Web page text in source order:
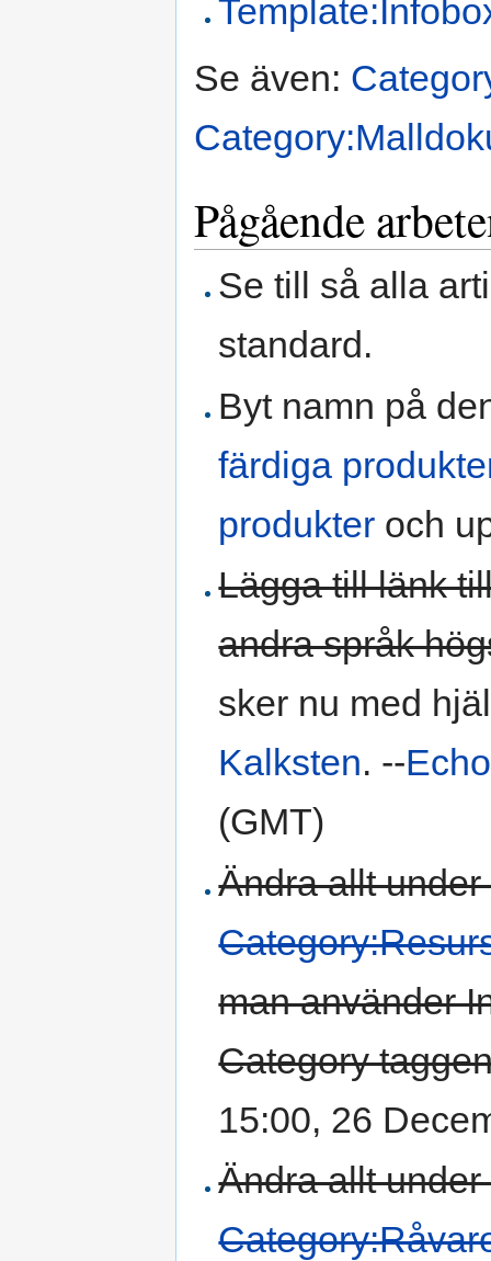
Se även:
Pågående
Se till så alla
standard.
Byt namn på
färdiga
produkter och
Lägga till länk
andra språk
sker nu med
Kalksten. --
(GMT)
Ändra allt
man använder
Category
15:00, 26
Ändra allt